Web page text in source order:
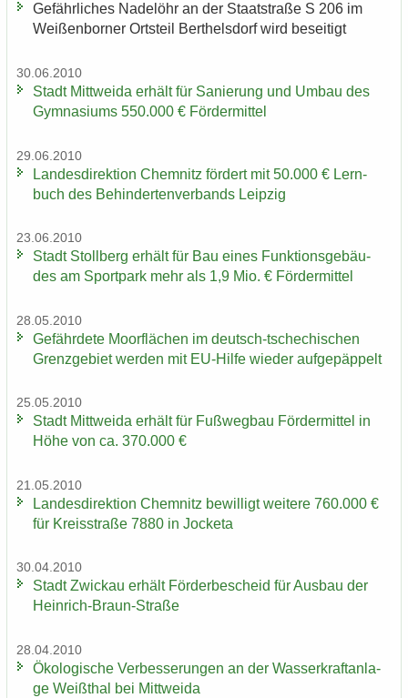
Ge­fähr­li­ches Na­del­öhr an der Staat­stra­ße S 206 im
Wei­ßen­bor­ner Orts­teil Bert­hels­dorf wird be­sei­tigt
30.06.2010
Stadt Mitt­wei­da er­hält für Sa­nie­rung und Umbau des
Gym­na­si­ums 550.000 € För­der­mit­tel
29.06.2010
Lan­des­di­rek­ti­on Chem­nitz för­dert mit 50.000 € Lern­
buch des Be­hin­der­ten­ver­bands Leip­zig
23.06.2010
Stadt Stoll­berg er­hält für Bau eines Funk­ti­ons­ge­bäu­
des am Sport­park mehr als 1,9 Mio. € För­der­mit­tel
28.05.2010
Ge­fähr­de­te Moor­flä­chen im deutsch-​tschechischen
Grenz­ge­biet wer­den mit EU-​Hilfe wie­der auf­ge­päp­pelt
25.05.2010
Stadt Mitt­wei­da er­hält für Fuß­weg­bau För­der­mit­tel in
Höhe von ca. 370.000 €
21.05.2010
Lan­des­di­rek­ti­on Chem­nitz be­wil­ligt wei­te­re 760.000 €
für Kreis­stra­ße 7880 in Jo­cke­ta
30.04.2010
Stadt Zwi­ckau er­hält För­der­be­scheid für Aus­bau der
Heinrich-​Braun-Straße
28.04.2010
Öko­lo­gi­sche Ver­bes­se­run­gen an der Was­ser­kraft­an­la­
ge Weiß­thal bei Mitt­wei­da